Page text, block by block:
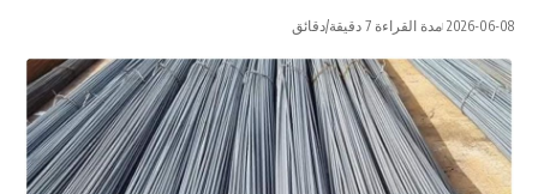
2026-06-08 مدة القراءة 7 دقيقة/دقائق